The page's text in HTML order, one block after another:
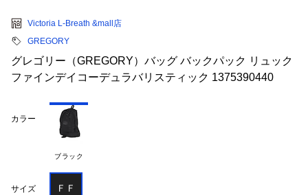
Victoria L-Breath &mall店
GREGORY
グレゴリー（GREGORY）バッグ バックパック リュック
ファインデイコーデュラバリスティック 1375390440
カラー
ブラック
サイズ ＦＦ